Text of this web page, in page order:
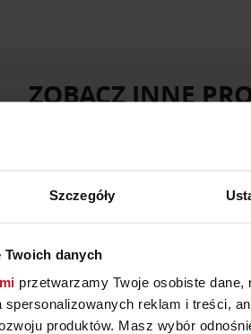
Szczegóły
danych
przetwarzamy Twoje osobiste
reklam i treści,
produktów. Masz wybór
ZOBACZ INNE